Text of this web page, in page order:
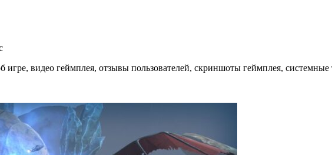
видео геймплея, отзывы пользователей, скриншоты геймплея, системные